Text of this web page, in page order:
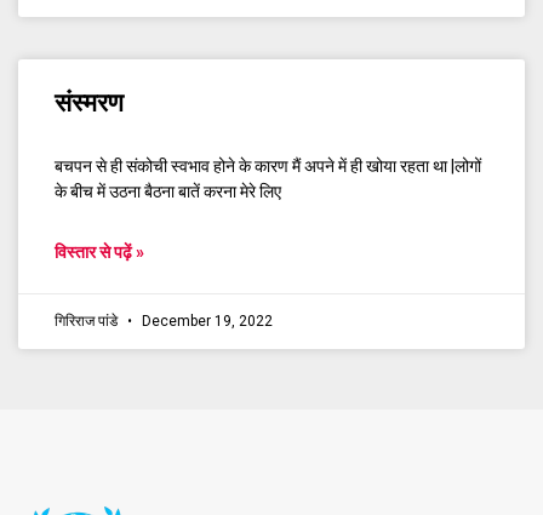
संस्मरण
बचपन से ही संकोची स्वभाव होने के कारण मैं अपने में ही खोया रहता था |लोगों
के बीच में उठना बैठना बातें करना मेरे लिए
विस्तार से पढ़ें »
गिरिराज पांडे December 19, 2022